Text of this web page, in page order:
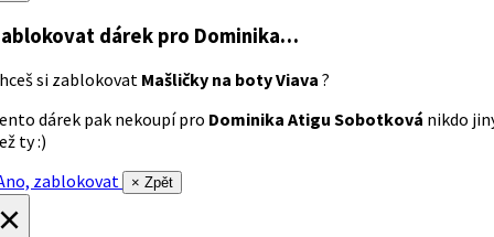
dárek pro Dominika…
si zablokovat Mašličky na boty Viava ?
dárek pak nekoupí pro Dominika Atigu Sobotková nikdo
ty :)
zablokovat
× Zpět